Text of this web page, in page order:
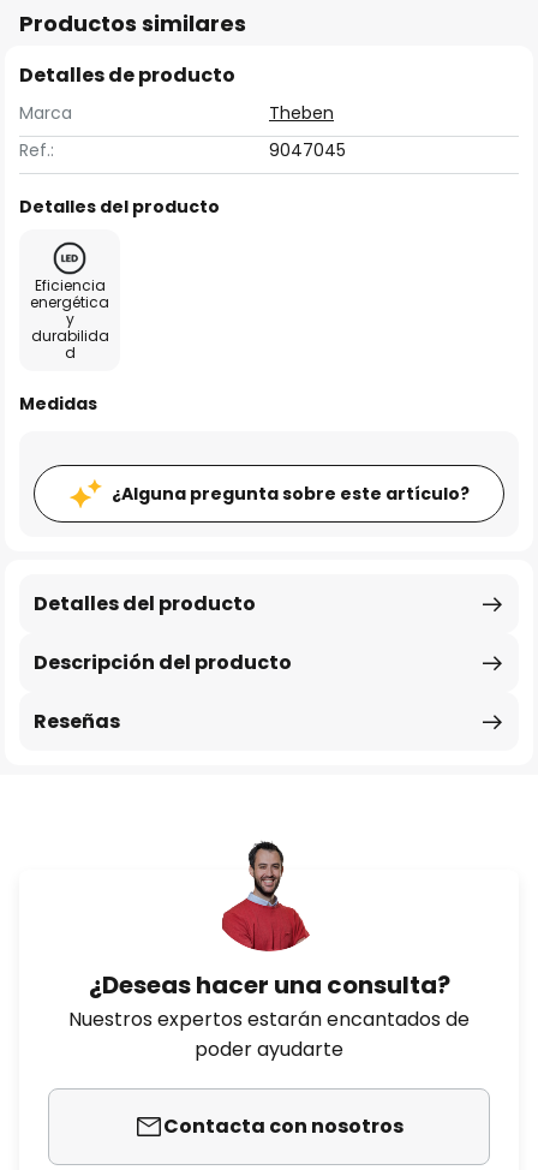
Productos similares
Detalles de producto
Marca
Theben
Ref.:
9047045
Detalles del producto
Eficiencia
energética
y
durabilida
d
Medidas
¿Alguna pregunta sobre este artículo?
Descripción del producto
Detalles del producto
Reseñas
¿Deseas hacer una consulta?
Nuestros expertos estarán encantados de
poder ayudarte
Contacta con nosotros